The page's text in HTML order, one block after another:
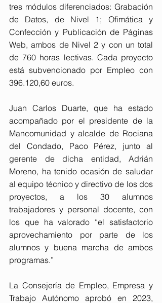
tres módulos diferenciados: Grabación
de Datos, de Nivel 1; Ofimática y
Confección y Publicación de Páginas
Web, ambos de Nivel 2 y con un total
de 760 horas lectivas. Cada proyecto
está subvencionado por Empleo con
396.120,60 euros.
Juan Carlos Duarte, que ha estado
acompañado por el presidente de la
Mancomunidad y alcalde de Rociana
del Condado, Paco Pérez, junto al
gerente de dicha entidad, Adrián
Moreno, ha tenido ocasión de saludar
al equipo técnico y directivo de los dos
proyectos, a los 30 alumnos
trabajadores y personal docente, con
los que ha valorado “el satisfactorio
aprovechamiento por parte de los
alumnos y buena marcha de ambos
programas.”
La Consejería de Empleo, Empresa y
Trabajo Autónomo aprobó en 2023,